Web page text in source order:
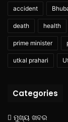
accident
death health
prime minister
utkal prahari
Categories
ମୁଖ୍ୟ ଖବର